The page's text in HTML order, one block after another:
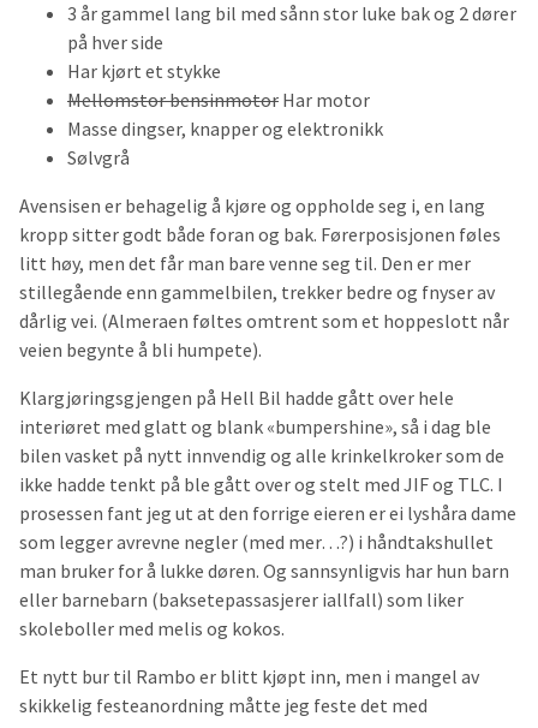
3 år gammel lang bil med sånn stor luke bak og 2 dører
på hver side
Har kjørt et stykke
Mellomstor bensinmotor Har motor
Masse dingser, knapper og elektronikk
Sølvgrå
Avensisen er behagelig å kjøre og oppholde seg i, en lang
kropp sitter godt både foran og bak. Førerposisjonen føles
litt høy, men det får man bare venne seg til. Den er mer
stillegående enn gammelbilen, trekker bedre og fnyser av
dårlig vei. (Almeraen føltes omtrent som et hoppeslott når
veien begynte å bli humpete).
Klargjøringsgjengen på Hell Bil hadde gått over hele
interiøret med glatt og blank «bumpershine», så i dag ble
bilen vasket på nytt innvendig og alle krinkelkroker som de
ikke hadde tenkt på ble gått over og stelt med JIF og TLC. I
prosessen fant jeg ut at den forrige eieren er ei lyshåra dame
som legger avrevne negler (med mer…?) i håndtakshullet
man bruker for å lukke døren. Og sannsynligvis har hun barn
eller barnebarn (baksetepassasjerer iallfall) som liker
skoleboller med melis og kokos.
Et nytt bur til Rambo er blitt kjøpt inn, men i mangel av
skikkelig festeanordning måtte jeg feste det med